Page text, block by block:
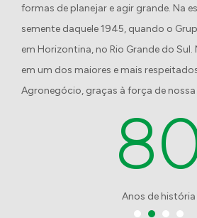
Arquivo do Projeto
Formatos permitidos: .pdf, .doc,
formas de planejar e agir grande. Na
semente daquele 1945, quando o
em Horizontina, no Rio Grande do
em um dos maiores e mais
Agronegócio, graças à força de
Anos de história